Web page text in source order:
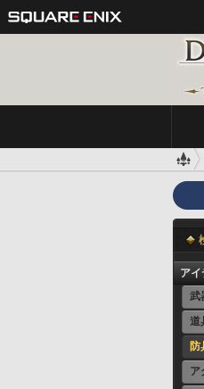
アイ
武
道
防
ア